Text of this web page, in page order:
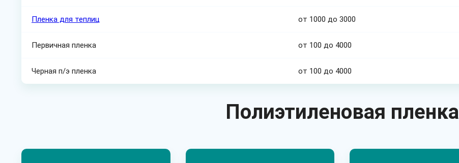
Пленка для теплиц от 1000 до 3000
Первичная пленка от 100 до 4000
Черная п/э пленка от 100 до 4000
Полиэтиленовая пленка